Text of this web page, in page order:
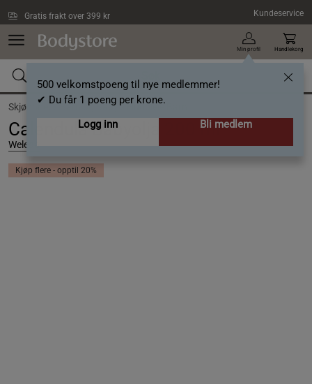
Gratis frakt over 399 kr Kundeservice
Min profil
500 velkomstpoeng til nye medlemmer!
✔ Du får 1 poeng per krone.
Logg inn
Bli medlem
Handlekorg
Skjønnhet /Barn og Baby /Hudpleie Barn
Calendula Babyolja 200 ml
Weleda
Kjøp flere - opptil 20%